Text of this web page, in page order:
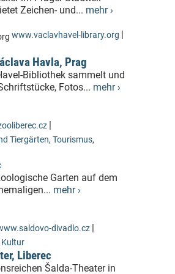
Zeichen- und... mehr ›
www.vaclavhavel-library.org |
Havla, Prag
Bibliothek sammelt und
Fotos... mehr ›
|
Tiergärten, Tourismus,
Garten auf dem
mehr ›
divadlo.cz |
Kultur
Liberec
Šalda-Theater in